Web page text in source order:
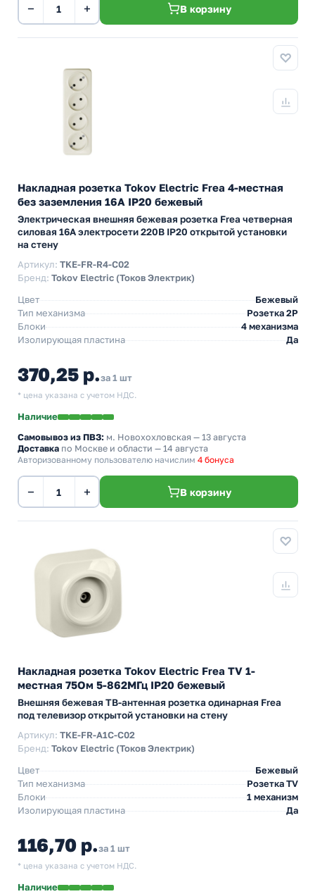
− + В корзину
Накладная розетка Tokov Electric Frea 4-местная
без заземления 16А IP20 бежевый
Электрическая внешняя бежевая розетка Frea четверная
силовая 16А электросети 220В IP20 открытой установки
на стену
Артикул: TKE-FR-R4-C02
Бренд: Tokov Electric (Токов Электрик)
Цвет
Бежевый
Тип механизма
Розетка 2Р
Блоки
4 механизма
Изолирующая пластина
Да
370,25 р.за 1 шт
* цена указана с учетом НДС.
Наличие
Самовывоз из ПВЗ: м. Новохохловская — 13 августа
Доставка по Москве и области — 14 августа
Авторизованному пользователю начислим 4 бонуса
− + В корзину
Накладная розетка Tokov Electric Frea TV 1-
местная 75Ом 5-862МГц IP20 бежевый
Внешняя бежевая ТВ-антенная розетка одинарная Frea
под телевизор открытой установки на стену
Артикул: TKE-FR-A1C-C02
Бренд: Tokov Electric (Токов Электрик)
Цвет
Бежевый
Тип механизма
Розетка TV
Блоки
1 механизм
Изолирующая пластина
Да
116,70 р.за 1 шт
* цена указана с учетом НДС.
Наличие